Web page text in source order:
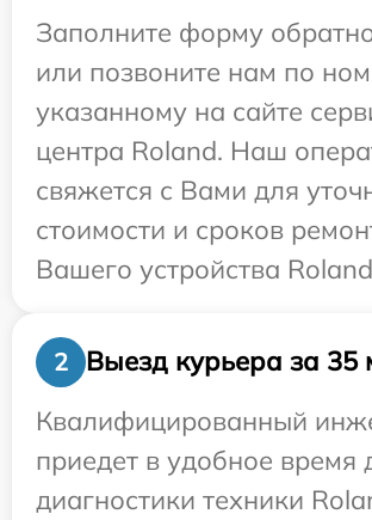
Заполните форму
или позвоните нам по
указанному на сайте
центра Roland. Наш
свяжется с Вами для
стоимости и сроков
Вашего устройства
2
Выезд курьера за 35
Квалифицированный
приедет в удобное время
диагностики техники